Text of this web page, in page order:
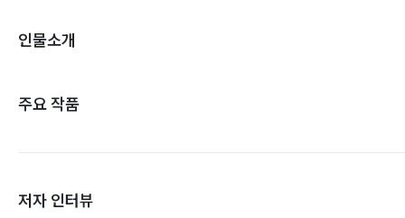
인물소개
주요 작품
저자 인터뷰